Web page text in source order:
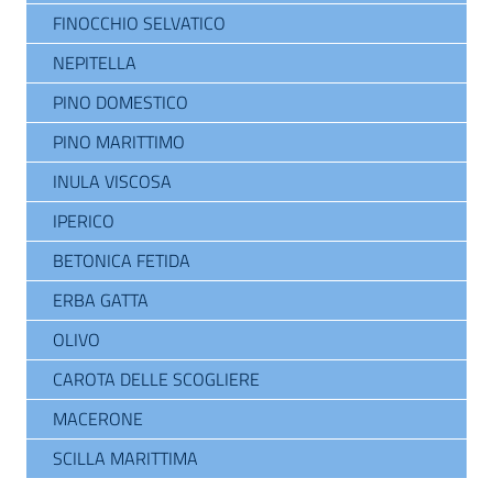
FINOCCHIO SELVATICO
NEPITELLA
PINO DOMESTICO
PINO MARITTIMO
INULA VISCOSA
IPERICO
BETONICA FETIDA
ERBA GATTA
OLIVO
CAROTA DELLE SCOGLIERE
MACERONE
SCILLA MARITTIMA